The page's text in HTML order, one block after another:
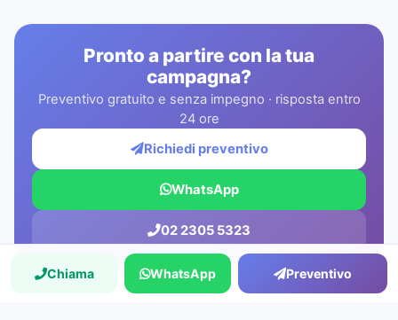
Pronto a partire con la tua
campagna?
Preventivo gratuito e senza impegno · risposta entro
24 ore
Richiedi preventivo
WhatsApp
02 2305 5323
Chiama WhatsApp Preventivo